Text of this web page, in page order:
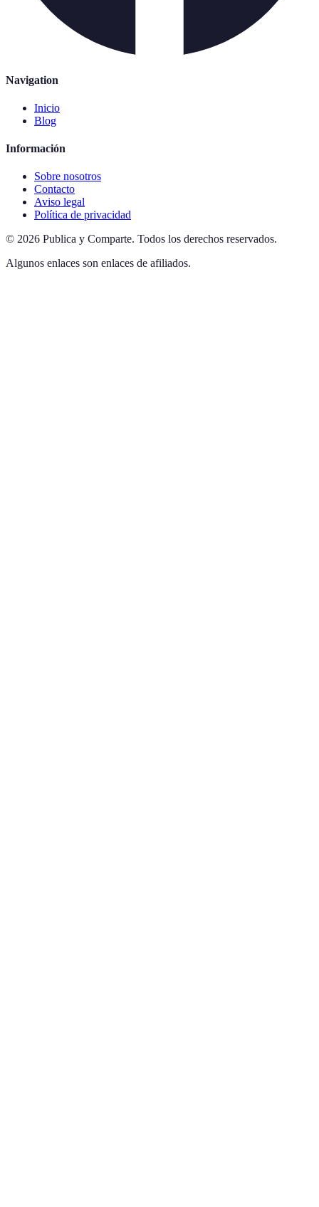
Navigation
Inicio
Blog
Información
Sobre nosotros
Contacto
Aviso legal
Política de privacidad
© 2026 Publica y Comparte. Todos los derechos reservados.
Algunos enlaces son enlaces de afiliados.